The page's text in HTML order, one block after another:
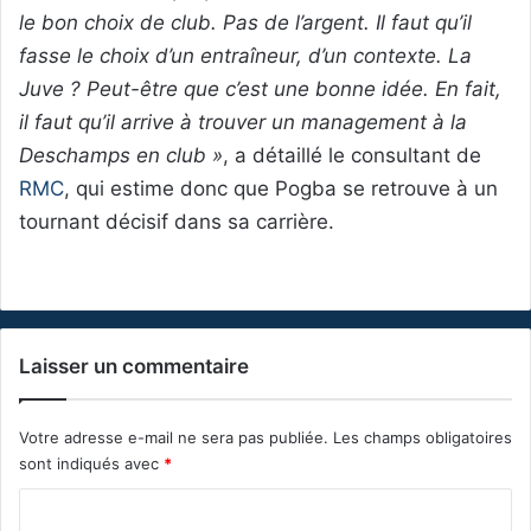
le bon choix de club. Pas de l’argent. Il faut qu’il
fasse le choix d’un entraîneur, d’un contexte. La
Juve ? Peut-être que c’est une bonne idée. En fait,
il faut qu’il arrive à trouver un management à la
Deschamps en club », a détaillé le consultant de
RMC, qui estime donc que Pogba se retrouve à un
tournant décisif dans sa carrière.
Laisser un commentaire
Votre adresse e-mail ne sera pas publiée. Les champs obligatoires
sont indiqués avec *